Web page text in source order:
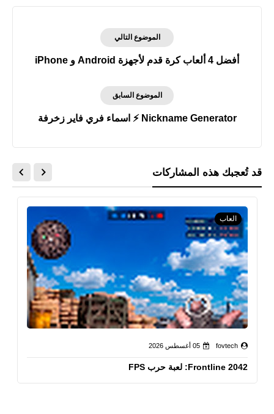
الموضوع التالي
أفضل 4 ألعاب كرة قدم لأجهزة Android و iPhone
الموضوع السابق
Nickname Generator ⚡ اسماء فري فاير زخرفة
قد تُعجبك هذه المشاركات
العاب
fovtech 05 أغسطس 2026
Frontline 2042: لعبة حرب FPS